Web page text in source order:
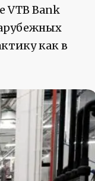
VTB Bank
как в